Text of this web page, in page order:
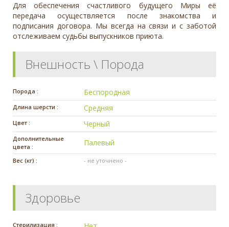
Для обеспечения счастливого будущего Миры её
передача осуществляется после знакомства и
подписания договора. Мы всегда на связи и с заботой
отслеживаем судьбы выпускников приюта.
Внешность \ Порода
Порода : Беспородная
Длина шерсти : Средняя
Цвет : Черный
Дополнительные
цвета :
Палевый
Вес (кг) : - не уточнено -
Здоровье
Стерилизация :